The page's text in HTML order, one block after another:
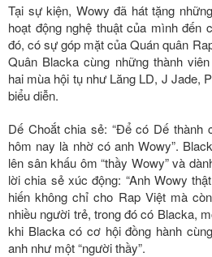
Tại sự kiện, Wowy đã hát tặng
hoạt động nghệ thuật của mình đến
đó, có sự góp mặt của Quán quân
Quân Blacka cùng những thành
hai mùa hội tụ như Lăng LD, J Jade,
biểu diễn.
Dế Choắt chia sẻ: “Để có Dế thành
hôm nay là nhờ có anh Wowy”.
lên sân khấu ôm “thầy Wowy” và
lời chia sẻ xúc động: “Anh Wowy
hiến không chỉ cho Rap Việt mà
nhiều người trẻ, trong đó có Blacka,
khi Blacka có cơ hội đồng hành
anh như một “người thầy”.